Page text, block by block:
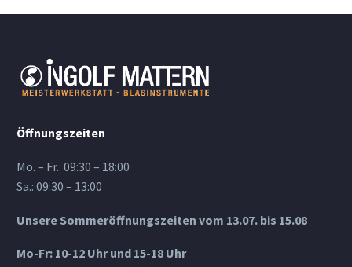
Öffnungszeiten
Mo. – Fr.: 09:30 – 18:00
Sa.: 09:30 – 13:00
Unsere Sommeröffnungszeiten vom 13.07. bis 15.08
Mo-Fr: 10-12 Uhr und 15-18 Uhr